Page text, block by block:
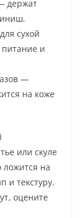
держат
сухой
и
—
на коже
или скуле
ложится на
и текстуру.
оцените